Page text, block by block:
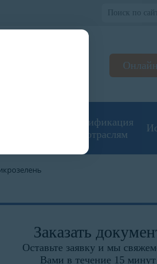
Сертификация
по отраслям
Заказать
Оставьте заявку и мы
Вами в течение 15 минут